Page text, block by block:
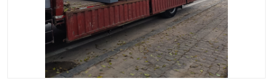
冷却塔 食品螺旋塔
木材撕碎机